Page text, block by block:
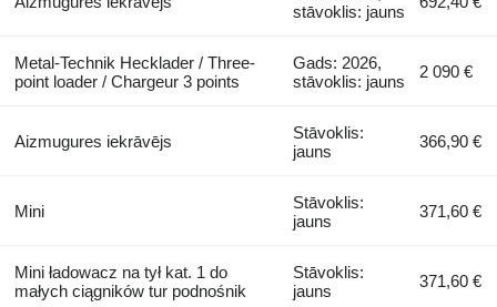
stāvoklis: jauns
Metal-Technik Hecklader / Three-
point loader / Chargeur 3 points
Gads: 2026,
stāvoklis: jauns
2 090 €
Aizmugures iekrāvējs
Stāvoklis:
jauns
366,90 €
Mini
Stāvoklis:
jauns
371,60 €
Mini ładowacz na tył kat. 1 do
małych ciągników tur podnośnik
Stāvoklis:
jauns
371,60 €